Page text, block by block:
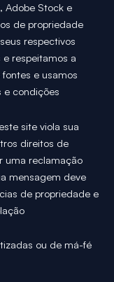
Adobe Stock e
de propriedade
respectivos
respeitamos a
e usamos
e condições
site viola sua
direitos de
uma reclamação
mensagem deve
de propriedade e
ou de má-fé